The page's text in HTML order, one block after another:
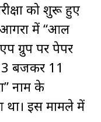
को शुरू हुए
आगरा में “आल
ग्रुप पर पेपर
3 बजकर 11
नाम के
था। इस मामले में